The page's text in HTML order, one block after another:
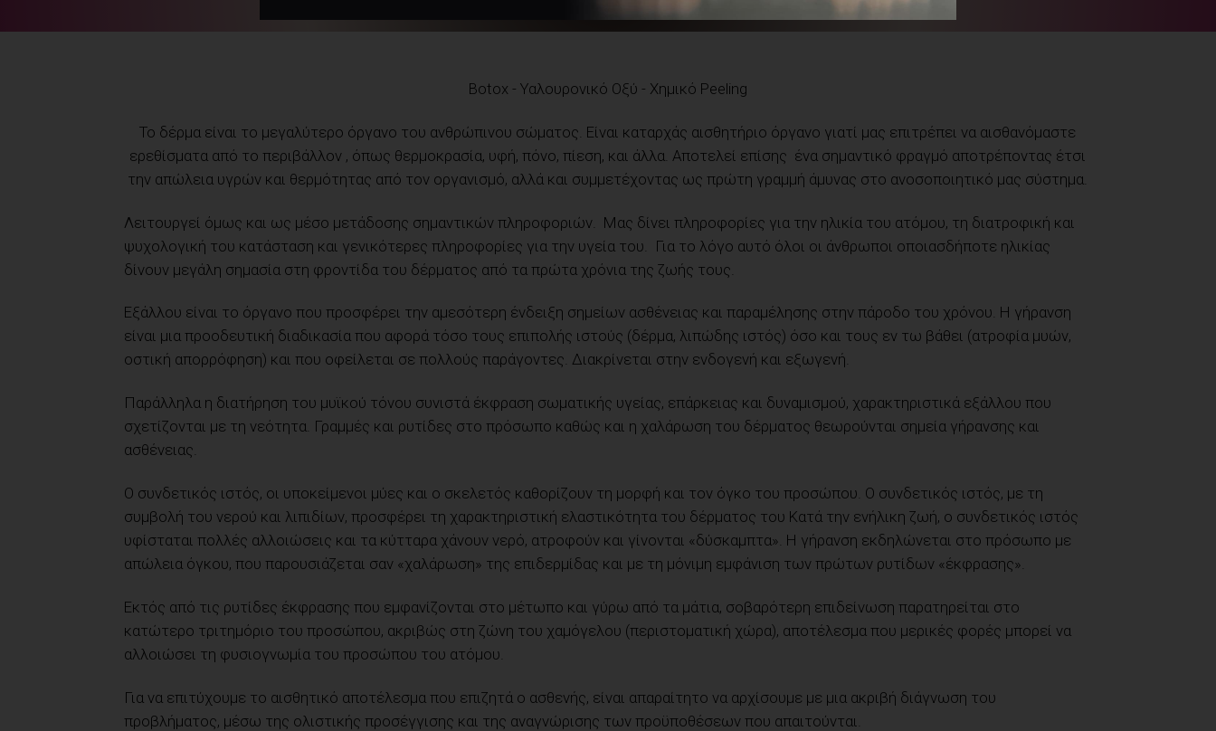
Botox - Υαλουρονικό Οξύ - Χημικό Peeling
Το δέρμα είναι το μεγαλύτερο όργανο του ανθρώπινου σώματος. Είναι καταρχάς αισθητήριο όργανο γιατί μας επιτρέπει να αισθανόμαστε
ερεθίσματα από το περιβάλλον , όπως θερμοκρασία, υφή, πόνο, πίεση, και άλλα. Αποτελεί επίσης ένα σημαντικό φραγμό αποτρέποντας έτσι
την απώλεια υγρών και θερμότητας από τον οργανισμό, αλλά και συμμετέχοντας ως πρώτη γραμμή άμυνας στο ανοσοποιητικό μας σύστημα.
Λειτουργεί όμως και ως μέσο μετάδοσης σημαντικών πληροφοριών. Μας δίνει πληροφορίες για την ηλικία του ατόμου, τη διατροφική και
ψυχολογική του κατάσταση και γενικότερες πληροφορίες για την υγεία του. Για το λόγο αυτό όλοι οι άνθρωποι οποιασδήποτε ηλικίας
δίνουν μεγάλη σημασία στη φροντίδα του δέρματος από τα πρώτα χρόνια της ζωής τους.
Εξάλλου είναι το όργανο που προσφέρει την αμεσότερη ένδειξη σημείων ασθένειας και παραμέλησης στην πάροδο του χρόνου. Η γήρανση
είναι μια προοδευτική διαδικασία που αφορά τόσο τους επιπολής ιστούς (δέρμα, λιπώδης ιστός) όσο και τους εν τω βάθει (ατροφία μυών,
οστική απορρόφηση) και που οφείλεται σε πολλούς παράγοντες. Διακρίνεται στην ενδογενή και εξωγενή.
Παράλληλα η διατήρηση του μυϊκού τόνου συνιστά έκφραση σωματικής υγείας, επάρκειας και δυναμισμού, χαρακτηριστικά εξάλλου που
σχετίζονται με τη νεότητα. Γραμμές και ρυτίδες στο πρόσωπο καθώς και η χαλάρωση του δέρματος θεωρούνται σημεία γήρανσης και
ασθένειας.
Ο συνδετικός ιστός, οι υποκείμενοι μύες και ο σκελετός καθορίζουν τη μορφή και τον όγκο του προσώπου. Ο συνδετικός ιστός, με τη
συμβολή του νερού και λιπιδίων, προσφέρει τη χαρακτηριστική ελαστικότητα του δέρματος του Κατά την ενήλικη ζωή, ο συνδετικός ιστός
υφίσταται πολλές αλλοιώσεις και τα κύτταρα χάνουν νερό, ατροφούν και γίνονται «δύσκαμπτα». Η γήρανση εκδηλώνεται στο πρόσωπο με
απώλεια όγκου, που παρουσιάζεται σαν «χαλάρωση» της επιδερμίδας και με τη μόνιμη εμφάνιση των πρώτων ρυτίδων «έκφρασης».
Εκτός από τις ρυτίδες έκφρασης που εμφανίζονται στο μέτωπο και γύρω από τα μάτια, σοβαρότερη επιδείνωση παρατηρείται στο
κατώτερο τριτημόριο του προσώπου, ακριβώς στη ζώνη του χαμόγελου (περιστοματική χώρα), αποτέλεσμα που μερικές φορές μπορεί να
αλλοιώσει τη φυσιογνωμία του προσώπου του ατόμου.
Για να επιτύχουμε το αισθητικό αποτέλεσμα που επιζητά ο ασθενής, είναι απαραίτητο να αρχίσουμε με μια ακριβή διάγνωση του
προβλήματος, μέσω της ολιστικής προσέγγισης και της αναγνώρισης των προϋποθέσεων που απαιτούνται.